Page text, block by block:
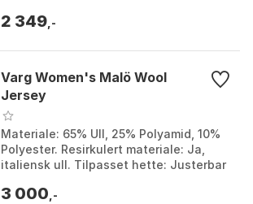
gables, Spiced coral. St...
2 349 ,-
Varg Women's Malö Wool
Jersey
Materiale: 65% Ull, 25% Polyamid, 10%
Polyester. Resirkulert materiale: Ja,
italiensk ull. Tilpasset hette: Justerbar
Funksjonalitet: Gl...
3 000 ,-